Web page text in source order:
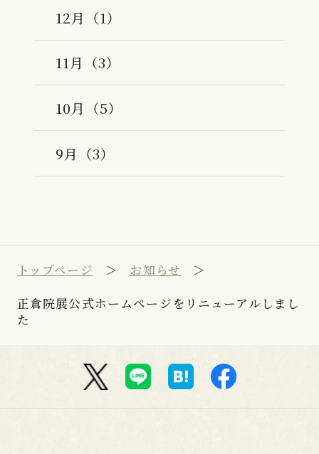
トップページ
お知らせ
正倉院展公式ホームページをリニューアルしまし
た
12月（1）
11月（3）
10月（5）
9月（3）